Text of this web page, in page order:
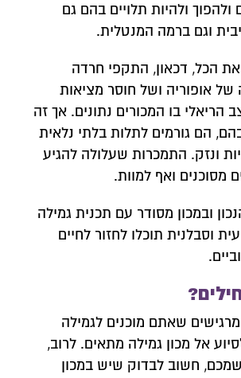
קשר
ונחזור אליכם לשיחת יעוץ אנונימית
ולהיות תלויים בהם גם
וגם ברמה המנטלית.
הכל, דכאון, התקפי חרדה
של אופוריה ושל חוסר מציאות
הריאלי בו המכורים נתונים. אך זה
הם גורמים לתלות בלתי נלאית
ונזק. התמכרות שעלולה להגיע
מסוכנים ואף למוות.
ובמכון מסודר עם תכנית גמילה
וסבלנית תוכלו לחזור לחיים
שאתם מוכנים לגמילה
אל מכון גמילה מתאים. לרוב,
חשוב לבדוק שיש במכון